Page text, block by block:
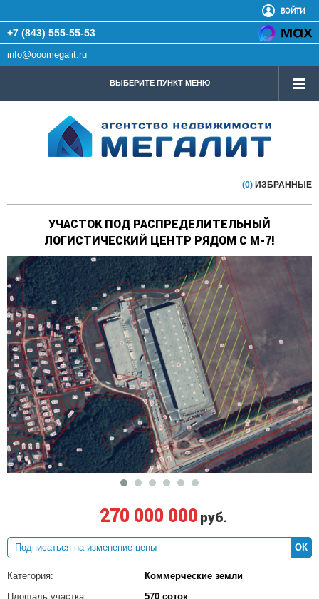
ВОЙТИ
+7 (843) 555-55-53
info@ooomegalit.ru
ВЫБЕРИТЕ ПУНКТ МЕНЮ
(0) ИЗБРАННЫЕ
УЧАСТОК ПОД РАСПРЕДЕЛИТЕЛЬНЫЙ
ЛОГИСТИЧЕСКИЙ ЦЕНТР РЯДОМ С М-7!
270 000 000 руб.
ОК
Категория:
Коммерческие земли
Площадь участка:
570 соток